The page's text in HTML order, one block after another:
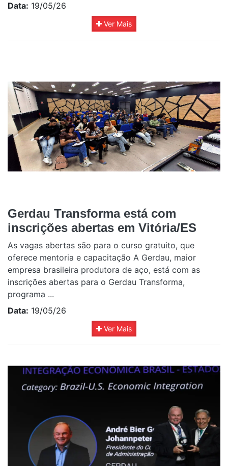
Data: 19/05/26
Ver Mais
Gerdau Transforma está com
inscrições abertas em Vitória/ES
As vagas abertas são para o curso gratuito, que
oferece mentoria e capacitação A Gerdau, maior
empresa brasileira produtora de aço, está com as
inscrições abertas para o Gerdau Transforma,
programa ...
Data: 19/05/26
Ver Mais